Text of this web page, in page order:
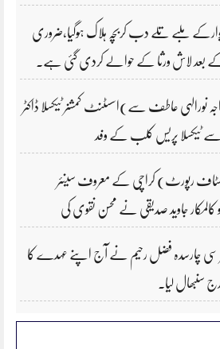
ملبے تلے دب کربچہ ہلاک ہوگیا،ضروری
بعد لاش ورثا کے حوالے کردی گئی ہے۔
نورالہی عاطف سے)اسسٹنٹ کمشنر ٹیکسلا ڈاکٹر
ٹیکسلا پریس کلب کے وفد
رپورٹ) کراچی کے معروف سینئر
جاوید صدیقی نے محسن نقوی کی
سی چارسدہ فضل رحیم نے آج اپنے عہدے کا
سنبھال لیا۔